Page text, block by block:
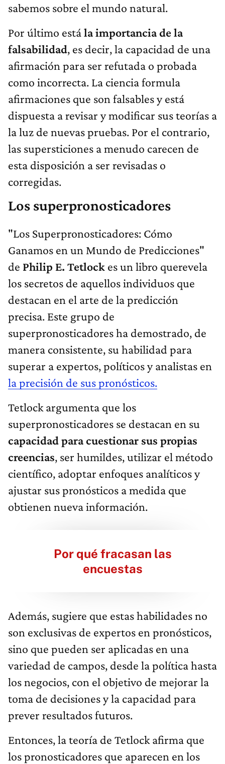
sabemos sobre el mundo natural.
Por último estála importancia de la
falsabilidad, es decir, la capacidad de una
afirmación para ser refutada o probada
como incorrecta. La ciencia formula
afirmaciones que son falsables y está
dispuesta a revisar y modificar sus teorías a
la luz de nuevas pruebas. Por el contrario,
las supersticiones a menudo carecen de
esta disposición a ser revisadas o
corregidas.
Los superpronosticadores
"Los Superpronosticadores: Cómo
Ganamos en un Mundo de Predicciones"
de Philip E. Tetlock es un libro querevela
los secretos de aquellos individuos que
destacan en el arte de la predicción
precisa. Este grupo de
superpronosticadores ha demostrado, de
manera consistente, su habilidad para
superar a expertos, políticos y analistas en
la precisión de sus pronósticos.
Tetlock argumenta que los
superpronosticadores se destacan en su
capacidad para cuestionar sus propias
creencias, ser humildes, utilizar el método
científico, adoptar enfoques analíticos y
ajustar sus pronósticos a medida que
obtienen nueva información.
Por qué fracasan las
encuestas
Además, sugiere que estas habilidades no
son exclusivas de expertos en pronósticos,
sino que pueden ser aplicadas en una
variedad de campos, desde la política hasta
los negocios, con el objetivo de mejorar la
toma de decisiones y la capacidad para
prever resultados futuros.
Entonces, la teoría de Tetlock afirma que
los pronosticadores que aparecen en los